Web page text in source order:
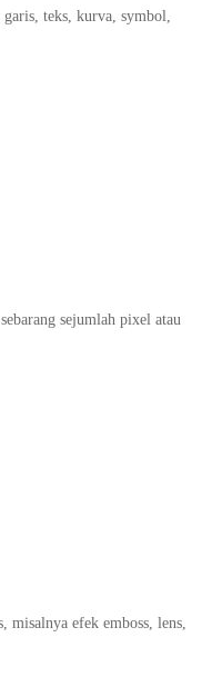
teks, kurva, symbol,
sejumlah pixel atau
misalnya efek emboss, lens,